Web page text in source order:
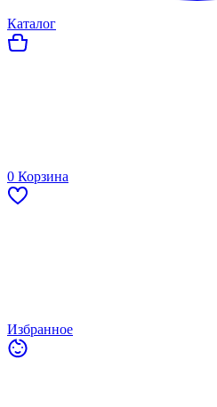
Каталог
0 Корзина
Избранное